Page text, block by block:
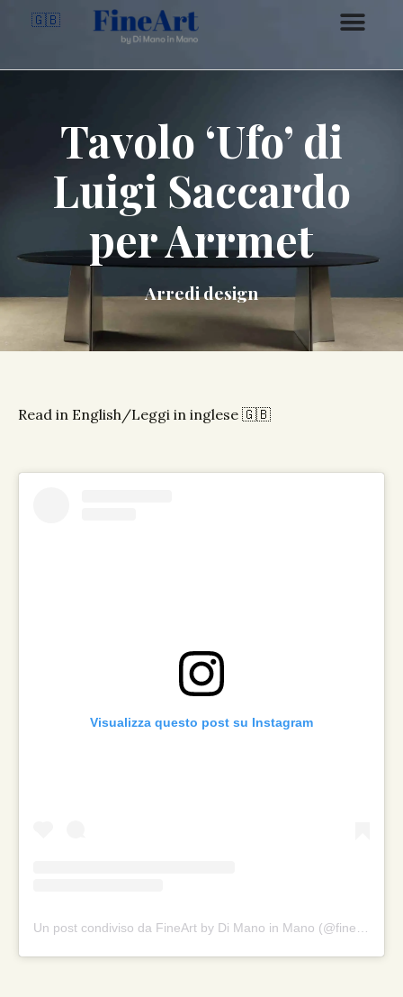
🇬🇧
Tavolo ‘Ufo’ di
Luigi Saccardo
per Arrmet
Arredi design
Read in English/Leggi in inglese 🇬🇧
Visualizza questo post su Instagram